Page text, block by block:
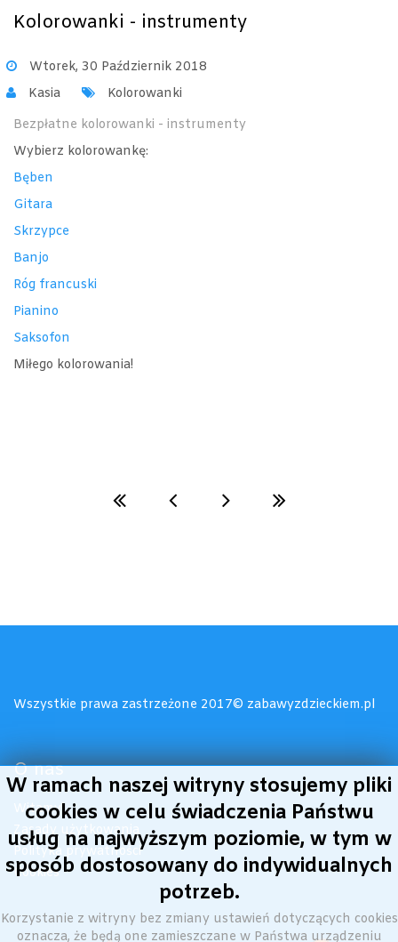
W ramach naszej witryny stosujemy pliki
cookies w celu świadczenia Państwu
usług na najwyższym poziomie, w tym w
sposób dostosowany do indywidualnych
potrzeb.
Korzystanie z witryny bez zmiany ustawień dotyczących cookies
oznacza, że będą one zamieszczane w Państwa urządzeniu
Kolorowanki - instrumenty
Wtorek, 30 Październik 2018
Kasia
Kolorowanki
Bezpłatne kolorowanki - instrumenty
Wybierz kolorowankę:
Bęben
Gitara
Skrzypce
Banjo
Róg francuski
Pianino
Saksofon
Miłego kolorowania!
Wszystkie prawa zastrzeżone 2017© zabawyzdzieckiem.pl
O nas
Witamy!
Zasady użytkowania
Polityka prywatności
Cookies